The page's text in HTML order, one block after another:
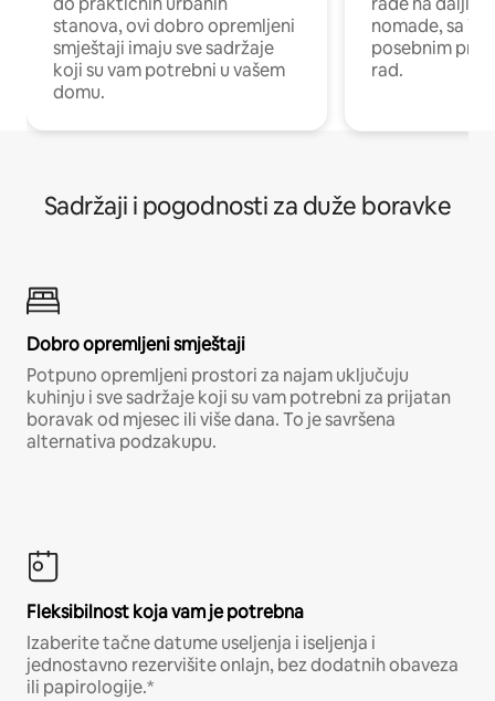
stanova, ovi dobro opremljeni
smještaji imaju sve sadržaje
koji su vam potrebni u vašem
domu.
nomade, sa
posebnim
rad.
Sadržaji i pogodnosti za duže boravke
Dobro opremljeni smještaji
Potpuno opremljeni prostori za najam uključuju
kuhinju i sve sadržaje koji su vam potrebni za prijatan
boravak od mjesec ili više dana. To je savršena
alternativa podzakupu.
Fleksibilnost koja vam je potrebna
Izaberite tačne datume useljenja i iseljenja i
jednostavno rezervišite onlajn, bez dodatnih obaveza
ili papirologije.*